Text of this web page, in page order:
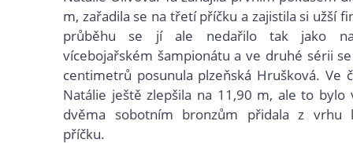
m, zařadila se na třetí příčku a zajistila si užší
průběhu se jí ale nedařilo tak jako na
vícebojařském šampionátu a ve druhé sérii
centimetrů posunula plzeňská Hrušková. Ve
Natálie ještě zlepšila na 11,90 m, ale to bylo
dvěma sobotním bronzům přidala z vrhu
příčku.